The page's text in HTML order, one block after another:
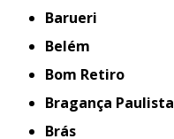
Barueri
Belém
Bom Retiro
Bragança Paulista
Brás